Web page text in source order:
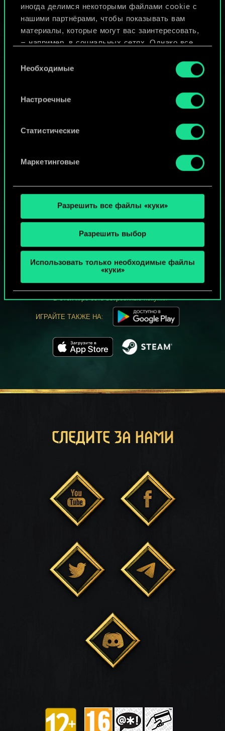
иногда делимся некоторыми файлами cookie с
нашими партнёрами, чтобы показывать вам
материалы, которые могут вас заинтересовать,
— например, в социальных сетях. Однако все
разрешения.
Найти подробную информацию о том, как мы
используем ваши файлы cookie, и изменить
«Настройки» ниже.
согласия
Необходимые
Настроечные
Статистические
Маркетинговые
Разрешить все файлы «куки»
Разрешить выбор
Использовать только необходимые файлы
«куки»
ИЛИ
МОЖЕТ ПАРТЕЕЧКУ В ГВИНТ?
ИГРАТЬ
БЕСПЛАТНО НА ПК
В этой игре есть встроенные покупки
ИГРАЙТЕ ТАКЖЕ НА:
СЛЕДИТЕ ЗА НАМИ